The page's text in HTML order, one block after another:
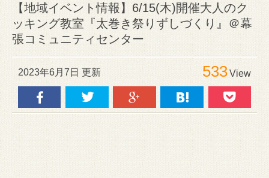
【地域イベント情報】6/15(木)開催大人のク
ッキング教室『太巻き祭りずしづくり』＠幕
張コミュニティセンター
2023年6月7日 更新 533View